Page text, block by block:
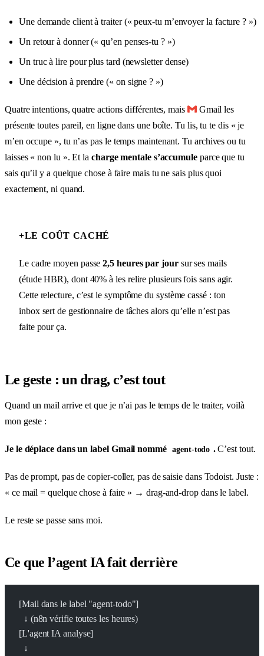
Une demande client à traiter (« peux-tu m’envoyer la facture ? »)
Un retour à donner (« qu’en penses-tu ? »)
Un truc à lire pour plus tard (newsletter dense)
Une décision à prendre (« on signe ? »)
Quatre intentions, quatre actions différentes, mais
Gmail les
présente toutes pareil, en ligne dans une boîte. Tu lis, tu te dis « je
m’en occupe », tu n’as pas le temps maintenant. Tu archives ou tu
laisses « non lu ». Et la charge mentale s’accumuleparce que tu
sais qu’il y a quelque chose à faire mais tu ne sais plus quoi
exactement, ni quand.
+LE COÛT CACHÉ
Le cadre moyen passe2,5 heures par joursur ses mails
(étude HBR), dont 40% à les relire plusieurs fois sans agir.
Cette relecture, c’est le symptôme du système cassé : ton
inbox sert de gestionnaire de tâches alors qu’elle n’est pas
faite pour ça.
Le geste : un drag, c’est tout
Quand un mail arrive et que je n’ai pas le temps de le traiter, voilà
mon geste :
Je le déplace dans un label Gmail nommé agent-todo .C’est tout.
Pas de prompt, pas de copier-coller, pas de saisie dans Todoist. Juste :
« ce mail = quelque chose à faire » → drag-and-drop dans le label.
Le reste se passe sans moi.
Ce que l’agent IA fait derrière
[Mail dans le label "agent-todo"]
  ↓ (n8n vérifie toutes les heures)
[L'agent IA analyse]
  ↓